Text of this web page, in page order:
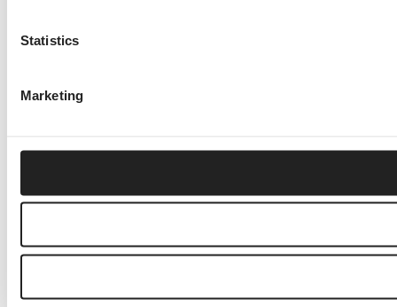
Statistics
Marketing